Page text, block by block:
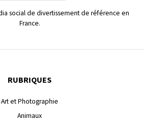
social de divertissement de référence en
France.
RUBRIQUES
Art et Photographie
Animaux